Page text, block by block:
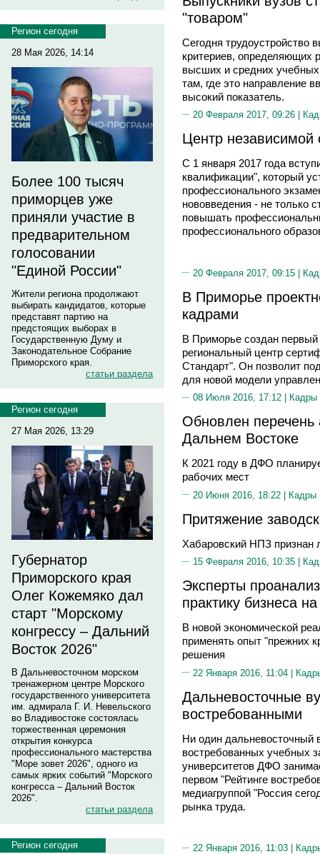
Регион сегодня
28 Мая 2026, 14:14
Более 100 тысяч
приморцев уже
приняли участие в
предварительном
голосовании
"Единой России"
Жители региона продолжают
выбирать кандидатов, которые
представят партию на
предстоящих выборах в
Государственную Думу и
Законодательное Собрание
Приморского края.
статьи раздела
Регион сегодня
27 Мая 2026, 13:29
Губернатор
Приморского края
Олег Кожемяко дал
старт "Морскому
конгрессу – Дальний
Восток 2026"
В Дальневосточном морском
тренажерном центре Морского
государственного университета
им. адмирала Г. И. Невельского
во Владивостоке состоялась
торжественная церемония
открытия конкурса
профессионального мастерства
"Море зовет 2026", одного из
самых ярких событий "Морского
конгресса – Дальний Восток
2026".
статьи раздела
Регион сегодня
"товаром"
Сегодня трудоустройство
критериев, определяющих
высших и средних учебных
там, где это направление
высокий показатель.
20 Февраля 2017, 09:26 |
Центр независимой
С 1 января 2017 года
квалификации", который
профессионального
нововведения - не только
повышать
профессионального
20 Февраля 2017, 09:15 |
В Приморье
кадрами
В Приморье создан
региональный центр
Стандарт". Он позволит
для новой модели
08 Июля 2016, 17:12 | Кадры
Обновлен перечень
Дальнем Востоке
К 2021 году в ДФО
рабочих мест
20 Июня 2016, 18:22 | Кадры
Притяжение
Хабаровский НПЗ признан
15 Февраля 2016, 10:35 |
Эксперты
практику бизнеса
В новой экономической
применять опыт "прежних
решения
22 Января 2016, 11:04 |
Дальневосточные
востребованными
Ни один дальневосточный
востребованных учебных
университетов ДФО
первом "Рейтинге
медиагруппой "Россия
рынка труда.
22 Января 2016, 11:03 |